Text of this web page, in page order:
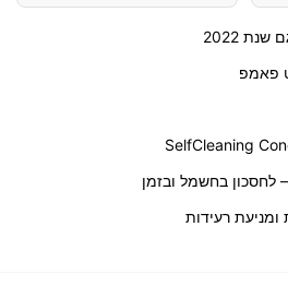
פאמפ
לחסכון בחשמל ובזמן